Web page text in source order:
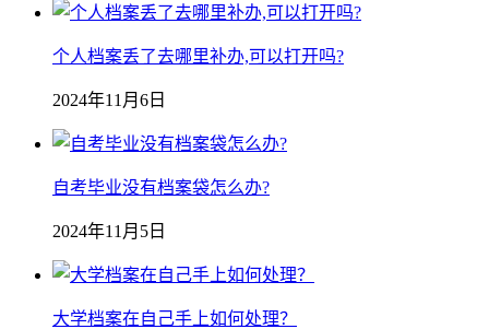
个人档案丢了去哪里补办,可以打开吗?
2024年11月6日
自考毕业没有档案袋怎么办?
2024年11月5日
大学档案在自己手上如何处理？